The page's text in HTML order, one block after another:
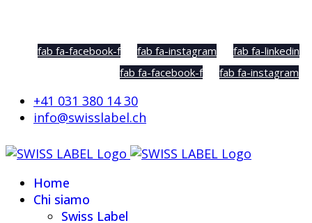
fab fa-facebook-f fab fa-instagram
fab fa-linkedin
fab fa-facebook-f
fab fa-instagram
+41 031 380 14 30
info@swisslabel.ch
Home
Chi siamo
Swiss Label